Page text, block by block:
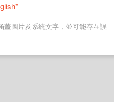
蓋圖片及系統文字，並可能存在誤